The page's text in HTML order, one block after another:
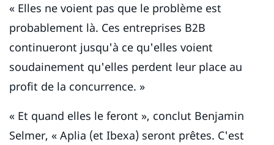
« Elles ne voient pas que le problème est
probablement là. Ces entreprises B2B
continueront jusqu'à ce qu'elles voient
soudainement qu'elles perdent leur place au
profit de la concurrence. »
« Et quand elles le feront », conclut Benjamin
Selmer, « Aplia (et Ibexa) seront prêtes. C'est